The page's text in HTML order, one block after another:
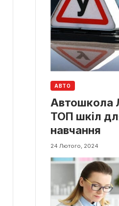
АВТО
Автошкола
ТОП шкіл
навчання
24 Лютого, 2024